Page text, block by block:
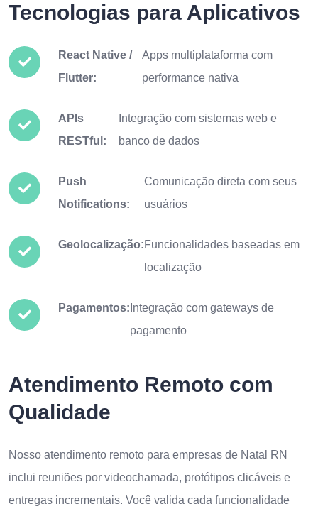
Tecnologias para Aplicativos
React Native /
Flutter:
Apps multiplataforma com
performance nativa
APIs
RESTful:
Integração com sistemas web e
banco de dados
Push
Notifications:
Comunicação direta com seus
usuários
Geolocalização:Funcionalidades baseadas em
localização
Pagamentos: Integração com gateways de
pagamento
Atendimento Remoto com
Qualidade
Nosso atendimento remoto para empresas de Natal RN
inclui reuniões por videochamada, protótipos clicáveis e
entregas incrementais. Você valida cada funcionalidade